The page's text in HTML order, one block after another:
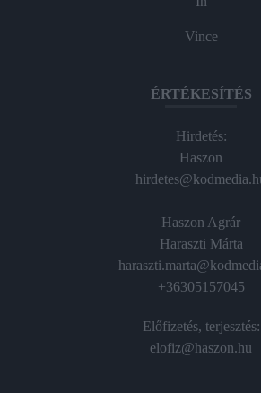
Vince
ÉRTÉKESÍTÉS
Hirdetés:
Haszon
Haszon Agrár
Haraszti Márta
+36305157045
Előfizetés, terjesztés:
elofiz@haszon.hu